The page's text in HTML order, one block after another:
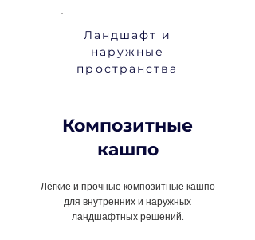
Ландшафт и
наружные
пространства
Композитные
кашпо
Лёгкие и прочные композитные кашпо
для внутренних и наружных
ландшафтных решений.